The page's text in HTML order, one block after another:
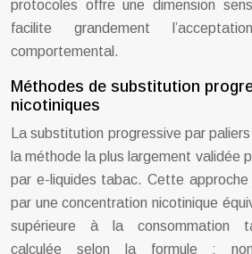
protocoles offre une dimension
facilite grandement
comportemental.
Méthodes de substitution
nicotiniques
La substitution progressive par
la méthode la plus largement validée
par e-liquides tabac. Cette
par une concentration nicotinique
supérieure à la consommation
calculée selon la formule :